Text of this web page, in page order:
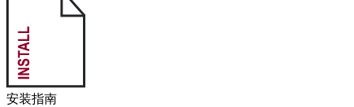
安装指南